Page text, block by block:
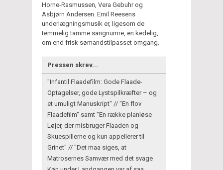
Horne-Rasmussen, Vera Gebuhr og
Asbjørn Andersen. Emil Reesens
underlægningsmusik er, ligesom de
temmelig tamme sangnumre, en kedelig,
om end frisk sømandstilpasset omgang.
Pressen skrev...
"Infantil Flaadefilm: Gode Flaade-
Optagelser, gode Lystspilkræfter – og
et umuligt Manuskript" // "En flov
Flaadefilm" samt "En række planløse
Løjer, der misbruger Flaaden og
Skuespillerne og kun appellerer til
Grinet" // "Det maa siges, at
Matrosernes Samvær med det svage